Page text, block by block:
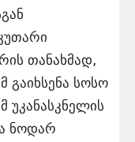
თანახმად,
გაიხსენა სოსო
უკანასკნელის
ნოდარ